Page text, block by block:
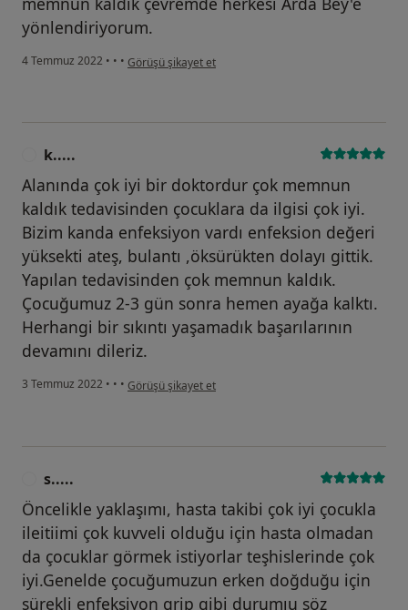
yönlendiriyorum.
4 Temmuz 2022 • • • kullanıcının görüşüne göre s.....
Görüşü şikayet et
k.....
Alanında çok iyi bir doktordur çok memnun
kaldık tedavisinden çocuklara da ilgisi çok iyi.
Bizim kanda enfeksiyon vardı enfeksion değeri
yüksekti ateş, bulantı ,öksürükten dolayı gittik.
Yapılan tedavisinden çok memnun kaldık.
Çocuğumuz 2-3 gün sonra hemen ayağa kalktı.
Herhangi bir sıkıntı yaşamadık başarılarının
devamını dileriz.
3 Temmuz 2022 • • • kullanıcının görüşüne göre k.....
Görüşü şikayet et
s.....
Öncelikle yaklaşımı, hasta takibi çok iyi çocukla
ileitiimi çok kuvveli olduğu için hasta olmadan
da çocuklar görmek istiyorlar teşhislerinde çok
iyi.Genelde çocuğumuzun erken doğduğu için
sürekli enfeksiyon grip gibi durumıu söz